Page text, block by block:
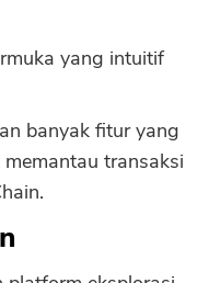
yang intuitif
banyak fitur yang
transaksi